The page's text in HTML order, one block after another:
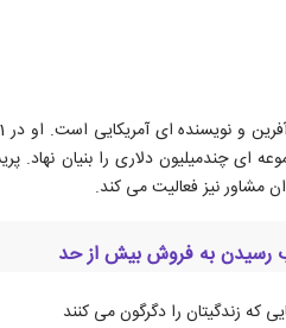
مجموعه ای چندمیلیون دلاری را بنیان
مشاور نیز فعالیت می کند.
رسیدن به فروش بیش از حد
که زندگیتان را دگرگون می کنند